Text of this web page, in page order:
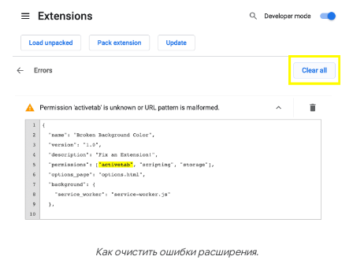
Как очистить ошибки расширения.